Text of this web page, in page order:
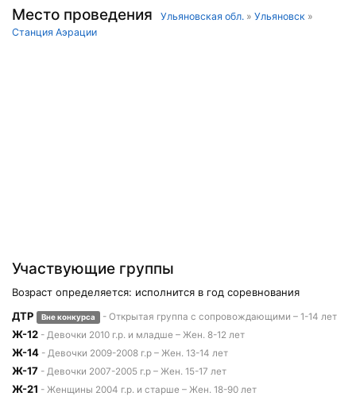
Место проведения Ульяновская обл. » Ульяновск »
Станция Аэрации
Участвующие группы
Возраст определяется: исполнится в год соревнования
ДТР
Вне конкурса - Открытая группа с сопровождающими – 1-14 лет
Ж-12 - Девочки 2010 г.р. и младше – Жен. 8-12 лет
Ж-14 - Девочки 2009-2008 г.р – Жен. 13-14 лет
Ж-17 - Девочки 2007-2005 г.р – Жен. 15-17 лет
Ж-21 - Женщины 2004 г.р. и старше – Жен. 18-90 лет